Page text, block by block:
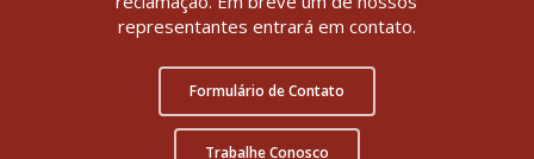
representantes entrará em contato.
Formulário de Contato
Trabalhe Conosco